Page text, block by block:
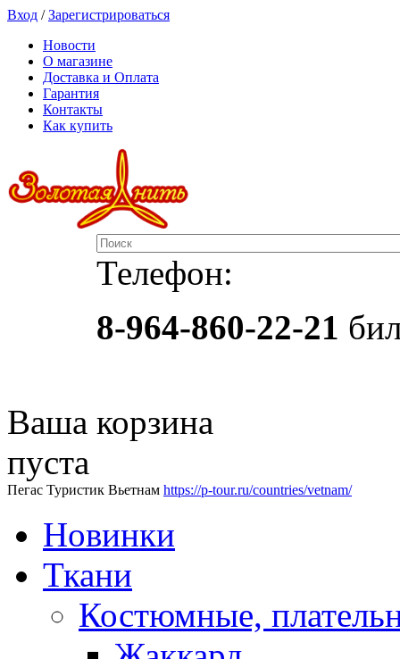
Вход /Зарегистрироваться
Новости
О магазине
Доставка и Оплата
Гарантия
Контакты
Как купить
Телефон:
8-964-860-22-21
Ваша корзина
пуста
Пегас Туристик Вьетнам https://p-tour.ru/countries/vetnam/
Новинки
Ткани
Костюмные,